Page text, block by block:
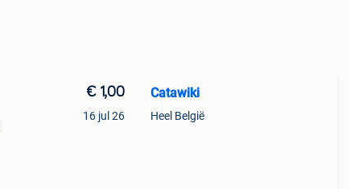
€ 1,00
16 jul 26
Catawiki
Heel België